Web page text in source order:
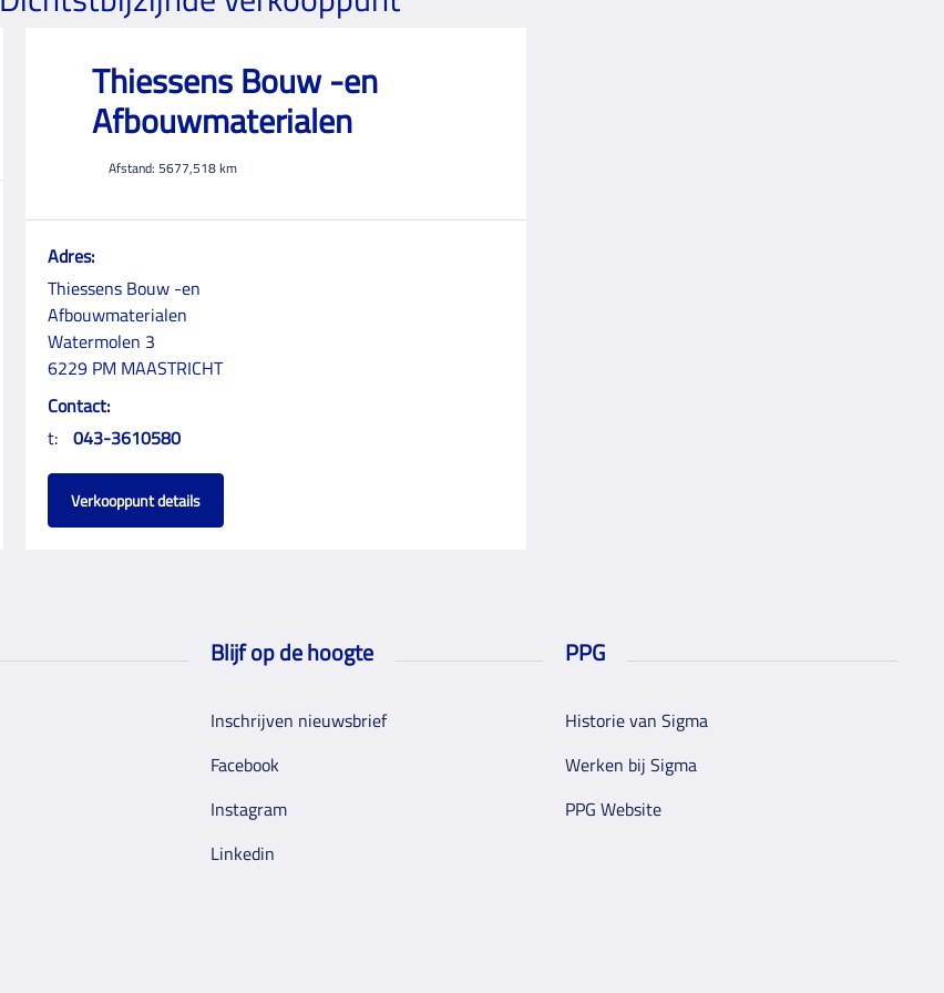
Thiessens Bouw -en
Afbouwmaterialen
Afstand: 5677,518km
Adres:
Thiessens Bouw -en
Afbouwmaterialen
Watermolen 3
6229 PM MAASTRICHT
Contact:
t: 043-3610580
Verkooppunt details
Blijf op de hoogte
Inschrijven nieuwsbrief
Facebook
Instagram
Linkedin
PPG
Historie van Sigma
Werken bij Sigma
PPG Website